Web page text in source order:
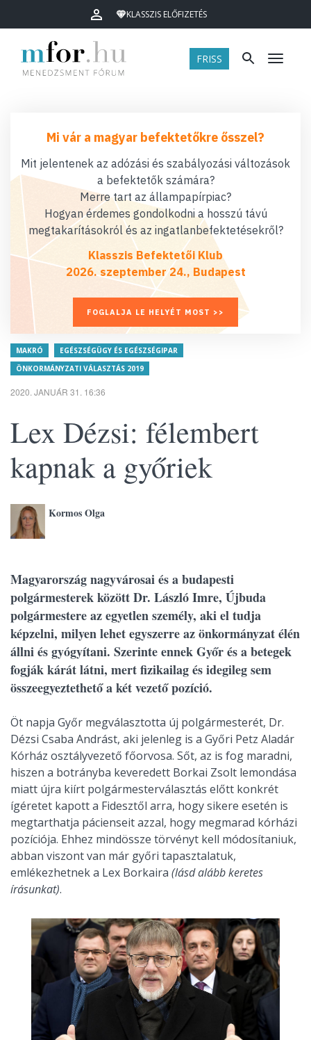
KLASSZIS ELŐFIZETÉS
FRISS Menü
Mi vár a magyar befektetőkre ősszel?
Mit jelentenek az adózási és szabályozási változások
a befektetők számára?
Merre tart az állampapírpiac?
Hogyan érdemes gondolkodni a hosszú távú
megtakarításokról és az ingatlanbefektetésekről?
Klasszis Befektetői Klub
2026. szeptember 24., Budapest
FOGLALJA LE HELYÉT MOST >>
MAKRÓ
EGÉSZSÉGÜGY ÉS EGÉSZSÉGIPAR
ÖNKORMÁNYZATI VÁLASZTÁS 2019
2020. JANUÁR 31. 16:36
Lex Dézsi: félembert
kapnak a győriek
Kormos Olga
Magyarország nagyvárosai és a budapesti
polgármesterek között Dr. László Imre, Újbuda
polgármestere az egyetlen személy, aki el tudja
képzelni, milyen lehet egyszerre az önkormányzat élén
állni és gyógyítani. Szerinte ennek Győr és a betegek
fogják kárát látni, mert fizikailag és idegileg sem
összeegyeztethető a két vezető pozíció.
Öt napja Győr megválasztotta új polgármesterét, Dr.
Dézsi Csaba Andrást, aki jelenleg is a Győri Petz Aladár
Kórház osztályvezető főorvosa. Sőt, az is fog maradni,
hiszen a botrányba keveredett Borkai Zsolt lemondása
miatt újra kiírt polgármesterválasztás előtt konkrét
ígéretet kapott a Fidesztől arra, hogy sikere esetén is
megtarthatja pácienseit azzal, hogy megmarad kórházi
pozíciója. Ehhez mindössze törvényt kell módosítaniuk,
abban viszont van már győri tapasztalatuk,
emlékezhetnek a Lex Borkaira (lásd alább keretes
írásunkat).